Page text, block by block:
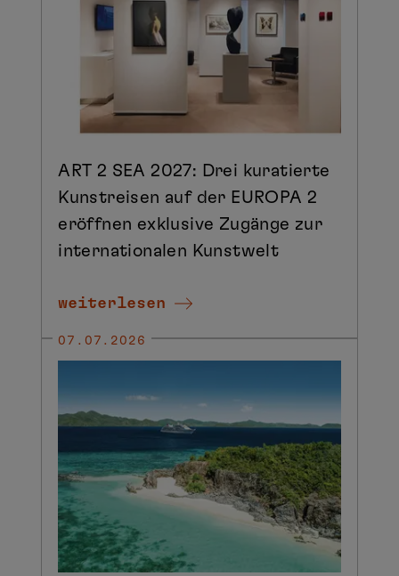
ART 2 SEA 2027: Drei kuratierte
Kunstreisen auf der EUROPA 2
eröffnen exklusive Zugänge zur
internationalen Kunstwelt
weiterlesen
07.07.2026